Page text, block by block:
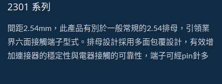
2301 系列
間距2.54mm，此產品有別於一般常規的2.54排母，引領業
界六面接觸端子型式。排母設計採用多面包覆設計，有效增
加連接器的穩定性與電器接觸的可靠性，端子可經pin針多